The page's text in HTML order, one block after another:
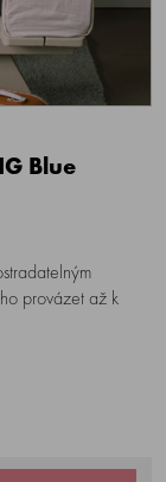
Blue
provázet až k